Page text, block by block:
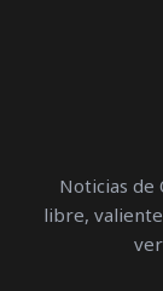
Noticias de
libre,